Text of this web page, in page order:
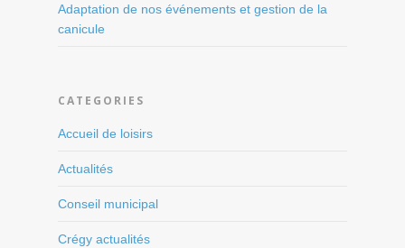
Adaptation de nos événements et gestion de la
canicule
CATEGORIES
Accueil de loisirs
Actualités
Conseil municipal
Crégy actualités